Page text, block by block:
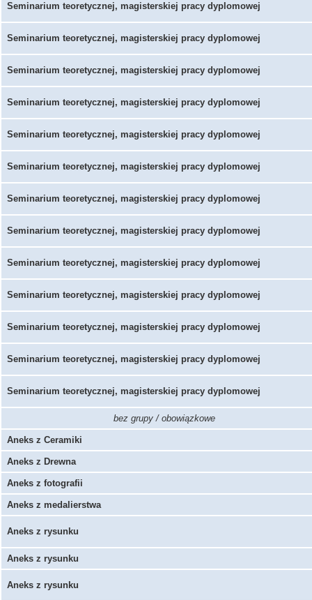
Seminarium teoretycznej, magisterskiej pracy dyplomowej
Seminarium teoretycznej, magisterskiej pracy dyplomowej
Seminarium teoretycznej, magisterskiej pracy dyplomowej
Seminarium teoretycznej, magisterskiej pracy dyplomowej
Seminarium teoretycznej, magisterskiej pracy dyplomowej
Seminarium teoretycznej, magisterskiej pracy dyplomowej
Seminarium teoretycznej, magisterskiej pracy dyplomowej
Seminarium teoretycznej, magisterskiej pracy dyplomowej
Seminarium teoretycznej, magisterskiej pracy dyplomowej
Seminarium teoretycznej, magisterskiej pracy dyplomowej
Seminarium teoretycznej, magisterskiej pracy dyplomowej
Seminarium teoretycznej, magisterskiej pracy dyplomowej
Seminarium teoretycznej, magisterskiej pracy dyplomowej
bez grupy / obowiązkowe
Aneks z Ceramiki
Aneks z Drewna
Aneks z fotografii
Aneks z medalierstwa
Aneks z rysunku
Aneks z rysunku
Aneks z rysunku